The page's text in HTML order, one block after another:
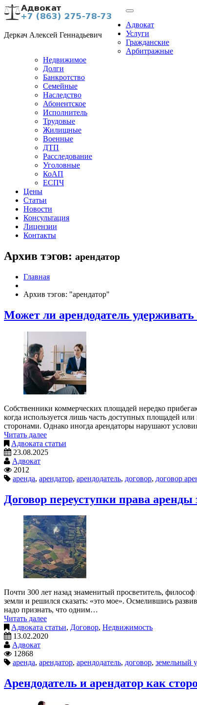
Деркач Алексей Геннадьевич
Адвокат
Услуги
Гражданские
Арбитражные
Недвижимое
Долги
Банкротство
Семейные
Наследство
Абонентское
Исполнитель
Трудовые
Жилищные
Военные
ДТП
Расследование
Уголовные
КоАП
ЕСПЧ
Цены
Статьи
Новости
Консультация
Лицензии
Контакты
Архив тэгов: арендатор
Главная
Архив тэгов: "арендатор"
Может ли арендодатель
Собственники коммерческих площадей нередко
когда используется лишь часть доступных площадей
сторонами. Однако иногда арендаторы нарушают
Читать далее
Адвоката статьи
23.08.2025
Адвокат
2012
аренда, арендатор, арендодатель, договор, договор
Договор переуступки права аренды
Почти 300 лет назад знаменитый просветитель,
земли и решился сказать: «это мое». Осмелившись
надо признать, что одним…
Читать далее
Адвоката статьи, Договор, Недвижимость
13.02.2020
Адвокат
12868
аренда, арендатор, арендодатель, договор, земельный
Арендодатель и арендатор как